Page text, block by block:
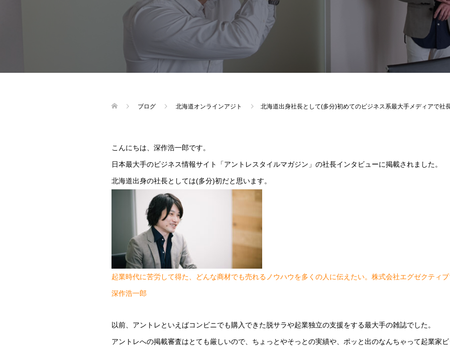
ブログ 北海道オンラインアジト 北海道出身社長として(多分)初めてのビジネス系最大手メディアで社
こんにちは、深作浩一郎です。
日本最大手のビジネス情報サイト「アントレスタイルマガジン」の社長インタビューに掲載されました。
北海道出身の社長としては(多分)初だと思います。
起業時代に苦労して得た、どんな商材でも売れるノウハウを多くの人に伝えたい。株式会社エグゼクティ
深作浩一郎
以前、アントレといえばコンビニでも購入できた脱サラや起業独立の支援をする最大手の雑誌でした。
アントレへの掲載審査はとても厳しいので、ちょっとやそっとの実績や、ポッと出のなんちゃって起業家